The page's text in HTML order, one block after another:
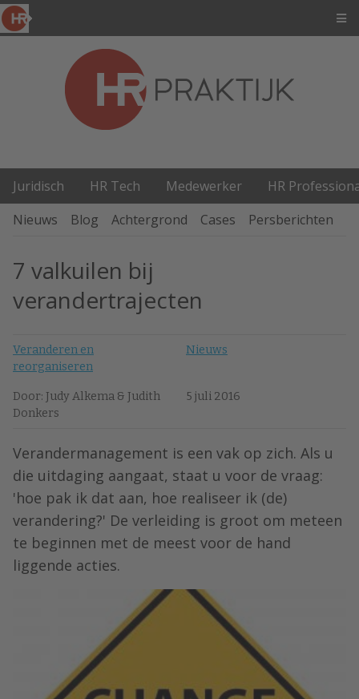
Juridisch HR Tech Medewerker
HR
Nieuws
Blog Achtergrond Cases Persberichten
7 valkuilen bij
verandertrajecten
Veranderen en
reorganiseren
Nieuws
Door: Judy Alkema & Judith
Donkers
5 juli 2016
Verandermanagement is een vak op zich. Als u
die uitdaging aangaat, staat u voor de vraag:
'hoe pak ik dat aan, hoe realiseer ik (de)
verandering?' De verleiding is groot om meteen
te beginnen met de meest voor de hand
liggende acties.